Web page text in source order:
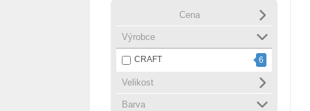
Cena
Výrobce
CRAFT 6
Velikost
Barva